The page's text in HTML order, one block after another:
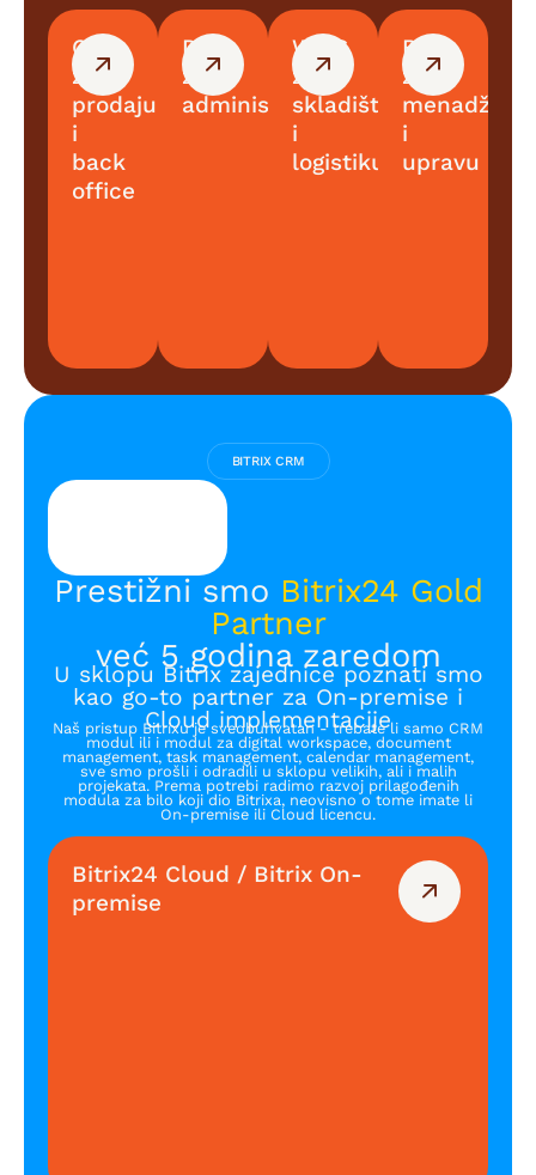
CRM
za
prodaju
i
back
office
DMS
za
administraciju
WMS
za
skladište
i
logistiku
BI
za
i
upravu
BITRIX CRM
Prestižni smo Bitrix24 Gold
Partner
već 5 godina zaredom
U sklopu Bitrix zajednice poznati smo
kao go-to partner za On-premise i
Cloud implementacije
Naš pristup Bitrixu je sveobuhvatan - trebate li samo CRM
modul ili i modul za digital workspace, document
management, task management, calendar management,
sve smo prošli i odradili u sklopu velikih, ali i malih
projekata. Prema potrebi radimo razvoj prilagođenih
modula za bilo koji dio Bitrixa, neovisno o tome imate li
On-premise ili Cloud licencu.
Bitrix24 Cloud / Bitrix On-
premise